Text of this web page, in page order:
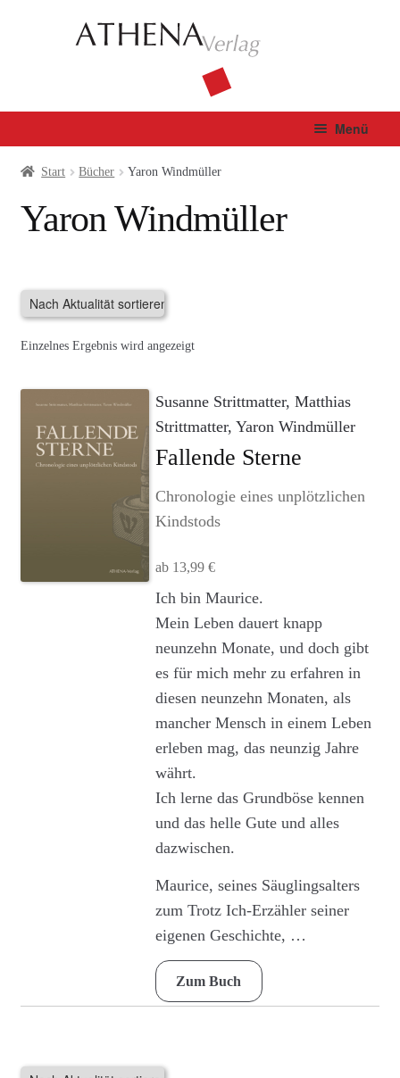
Menü
Verlag
Bücher
Agenturleistungen
Newsletter
A
c
o
u
Start Bücher Yaron Windmüller
Yaron Windmüller
Einzelnes Ergebnis wird angezeigt
Susanne Strittmatter, Matthias
Strittmatter, Yaron Windmüller
Fallende Sterne
Chronologie eines unplötzlichen
Kindstods
ab 13,99 €
Dieses
Produkt
auf.
Die
Optionen
können
auf
der
Produktseite
werden
Ich bin Maurice.
Mein Leben dauert knapp
neunzehn Monate, und doch gibt
es für mich mehr zu erfahren in
diesen neunzehn Monaten, als
mancher Mensch in einem Leben
erleben mag, das neunzig Jahre
währt.
Ich lerne das Grundböse kennen
und das helle Gute und alles
dazwischen.
Maurice, seines Säuglingsalters
zum Trotz Ich-Erzähler seiner
eigenen Geschichte, …
Zum Buch